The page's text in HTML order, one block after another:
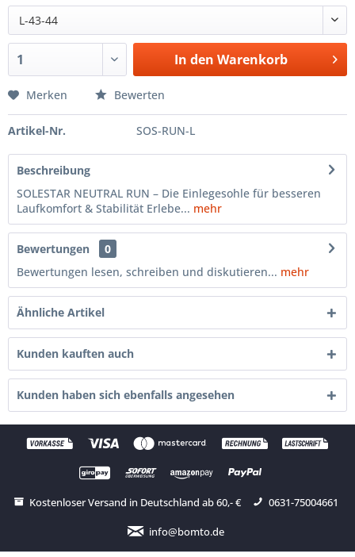
L-43-44
In den Warenkorb
Merken Bewerten
Artikel-Nr. SOS-RUN-L
Beschreibung
SOLESTAR NEUTRAL RUN – Die Einlegesohle für besseren
Laufkomfort & Stabilität Erlebe... mehr
Bewertungen
0
Bewertungen lesen, schreiben und diskutieren... mehr
Ähnliche Artikel
Kunden kauften auch
Kunden haben sich ebenfalls angesehen
Kostenloser Versand in Deutschland ab 60,- € 0631-75004661
info@bomto.de